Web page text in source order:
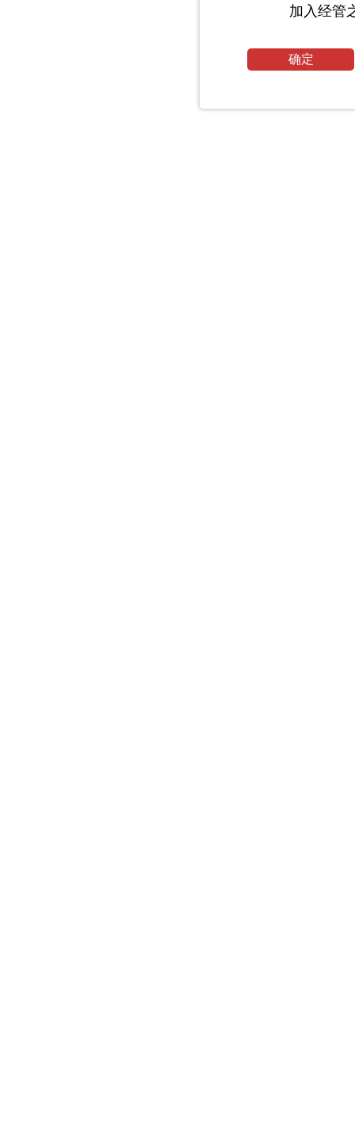
加入经管
确定